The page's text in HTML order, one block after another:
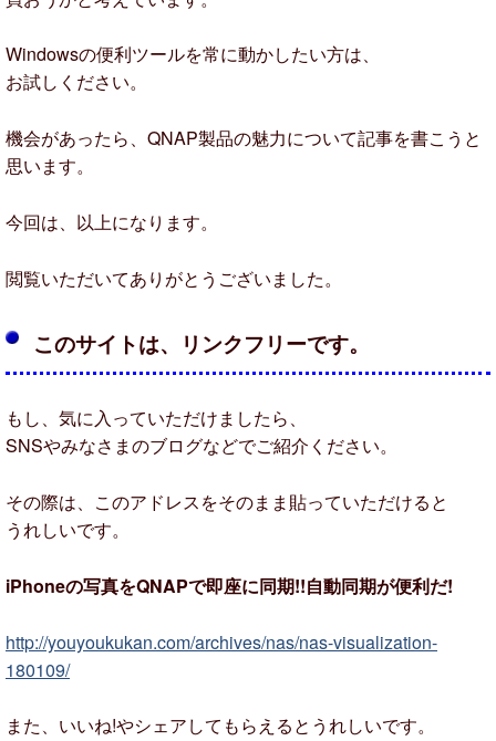
Windowsの便利ツールを常に動かしたい方は、
お試しください。
機会があったら、QNAP製品の魅力について記事を書こうと
思います。
今回は、以上になります。
閲覧いただいてありがとうございました。
このサイトは、リンクフリーです。
もし、気に入っていただけましたら、
SNSやみなさまのブログなどでご紹介ください。
その際は、このアドレスをそのまま貼っていただけると
うれしいです。
iPhoneの写真をQNAPで即座に同期!!自動同期が便利だ!
http://youyoukukan.com/archives/nas/nas-visualization-
180109/
また、いいね!やシェアしてもらえるとうれしいです。